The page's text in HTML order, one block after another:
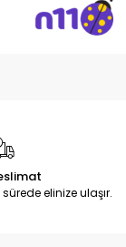
elinize ulaşır.